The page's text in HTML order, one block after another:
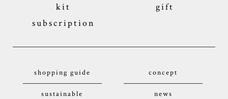
kit
gift
subscription
shopping guide concept
sustainable news